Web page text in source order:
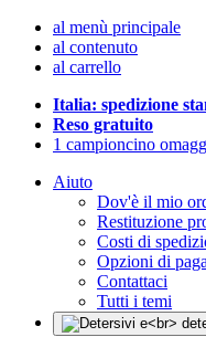
al menù principale
al contenuto
al carrello
Italia: spedizione
Reso gratuito
1 campioncino
Aiuto
Dov'è il mio
Restituzione
Costi di
Opzioni di
Contattaci
Tutti i temi